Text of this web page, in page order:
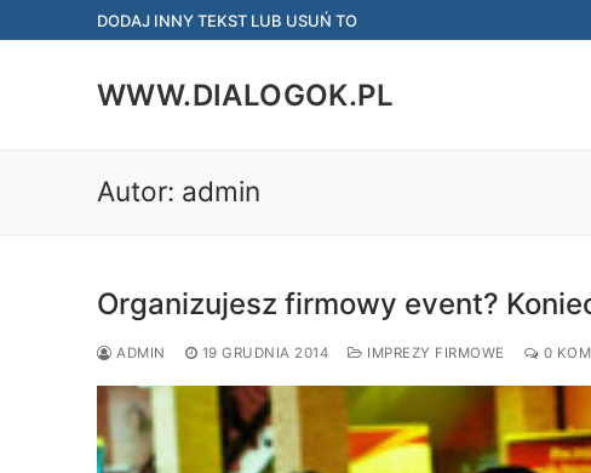
do
DODAJ INNY TEKST LUB USUŃ TO
WWW.DIALOGOK.PL
Autor: admin
Organizujesz firmowy event?
ADMIN 19 GRUDNIA 2014 IMPREZY FIRMOWE 0